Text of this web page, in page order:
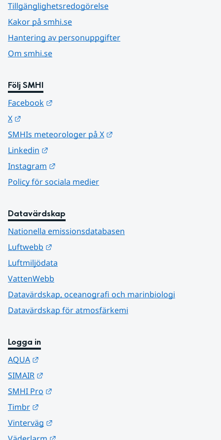
Tillgänglighetsredogörelse
Kakor på smhi.se
Hantering av personuppgifter
Om smhi.se
Följ SMHI
Facebook
X
SMHIs meteorologer på X
Linkedin
Instagram
Policy för sociala medier
Datavärdskap
Nationella emissionsdatabasen
Luftwebb
Luftmiljödata
VattenWebb
Datavärdskap, oceanografi och marinbiologi
Datavärdskap för atmosfärkemi
Logga in
AQUA
SIMAIR
SMHI Pro
Timbr
Vinterväg